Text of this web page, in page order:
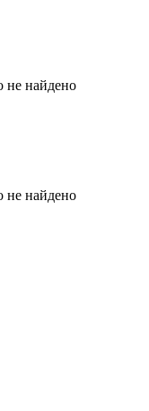
не найдено
не найдено